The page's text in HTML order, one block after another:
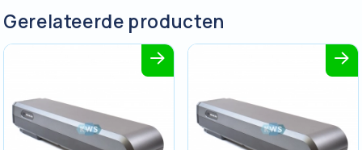
Gerelateerde producten